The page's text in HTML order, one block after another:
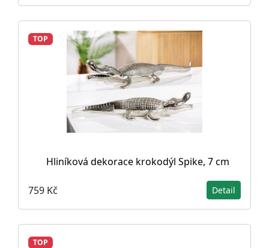
TOP
Hliníková dekorace krokodýl Spike, 7 cm
759 Kč Detail
TOP